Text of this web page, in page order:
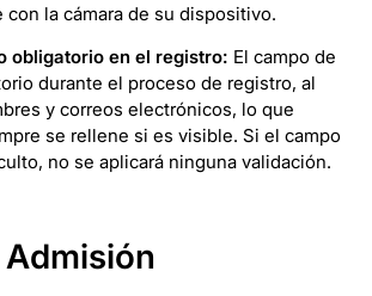
la cámara de su dispositivo.
obligatorio en el registro: El campo de
durante el proceso de registro, al
y correos electrónicos, lo que
se rellene si es visible. Si el campo
no se aplicará ninguna validación.